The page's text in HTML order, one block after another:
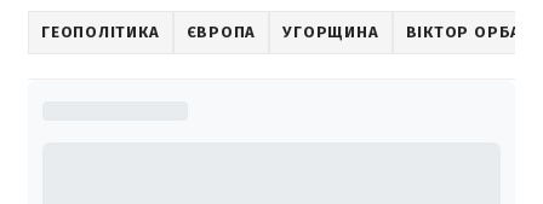
ГЕОПОЛІТИКА ЄВРОПА УГОРЩИНА ВІКТОР ОРБАН